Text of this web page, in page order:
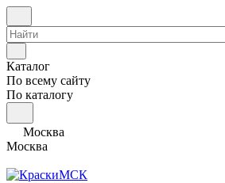
Каталог
По всему сайту
По каталогу
Москва
Москва